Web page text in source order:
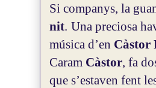
Si companys, la
nit. Una preciosa
música d’en Càstor
Caram Càstor, fa
que s’estaven fent